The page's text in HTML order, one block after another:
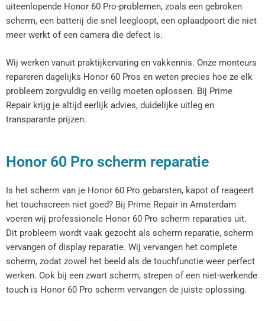
uiteenlopende Honor 60 Pro-problemen, zoals een gebroken
scherm, een batterij die snel leegloopt, een oplaadpoort die niet
meer werkt of een camera die defect is.
Wij werken vanuit praktijkervaring en vakkennis. Onze monteurs
repareren dagelijks Honor 60 Pros en weten precies hoe ze elk
probleem zorgvuldig en veilig moeten oplossen. Bij Prime
Repair krijg je altijd eerlijk advies, duidelijke uitleg en
transparante prijzen.
Honor 60 Pro scherm reparatie
Is het scherm van je Honor 60 Pro gebarsten, kapot of reageert
het touchscreen niet goed? Bij Prime Repair in Amsterdam
voeren wij professionele Honor 60 Pro scherm reparaties uit.
Dit probleem wordt vaak gezocht als scherm reparatie, scherm
vervangen of display reparatie. Wij vervangen het complete
scherm, zodat zowel het beeld als de touchfunctie weer perfect
werken. Ook bij een zwart scherm, strepen of een niet-werkende
touch is Honor 60 Pro scherm vervangen de juiste oplossing.